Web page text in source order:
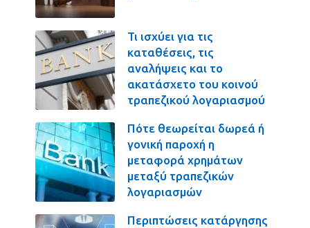
Τι ισχύει για τις
καταθέσεις, τις
αναλήψεις και το
ακατάσχετο του κοινού
τραπεζικού λογαριασμού
Πότε θεωρείται δωρεά ή
γονική παροχή η
μεταφορά χρημάτων
μεταξύ τραπεζικών
λογαριασμών
Περιπτώσεις κατάργησης